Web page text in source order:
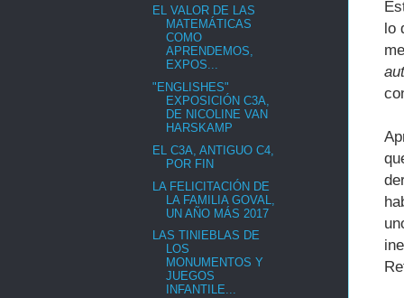
lo
EL VALOR DE LAS
MATEMÁTICAS
COMO
APRENDEMOS,
EXPOS...
"ENGLISHES"
EXPOSICIÓN C3A,
DE NICOLINE VAN
HARSKAMP
EL C3A, ANTIGUO C4,
POR FIN
LA FELICITACIÓN DE
LA FAMILIA GOVAL,
UN AÑO MÁS 2017
LAS TINIEBLAS DE
LOS
MONUMENTOS Y
JUEGOS
INFANTILE...